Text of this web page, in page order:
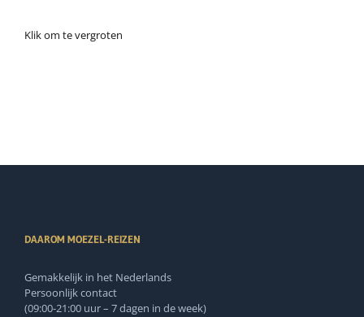
Klik om te vergroten
DAAROM MOEZEL-REIZEN
Gemakkelijk in het Nederlands
Persoonlijk contact
(09:00-21:00 uur – 7 dagen in de week)